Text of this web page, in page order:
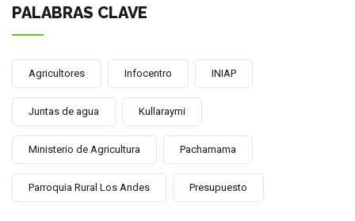
PALABRAS CLAVE
Agricultores Infocentro INIAP
Juntas de agua Kullaraymi
Ministerio de Agricultura Pachamama
Parroquia Rural Los Andes Presupuesto